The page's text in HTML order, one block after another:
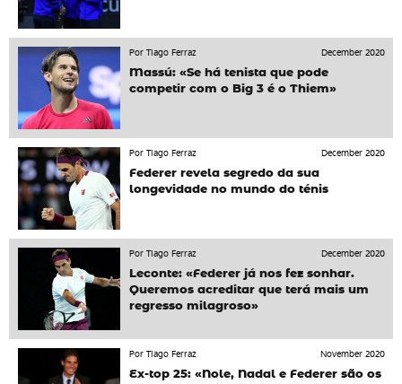
Por Tiago Ferraz
December 2020
Massú: «Se há tenista que pode
competir com o Big 3 é o Thiem»
Por Tiago Ferraz
December 2020
Federer revela segredo da sua
longevidade no mundo do ténis
Por Tiago Ferraz
December 2020
Leconte: «Federer já nos fez sonhar.
Queremos acreditar que terá mais um
regresso milagroso»
Por Tiago Ferraz
November 2020
Ex-top 25: «Nole, Nadal e Federer são os